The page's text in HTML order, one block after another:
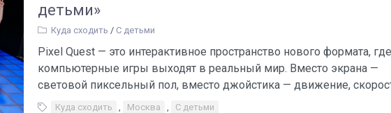
детьми»
Куда сходить / С детьми
Pixel Quest — это интерактивное пространство нового формата, где
компьютерные игры выходят в реальный мир. Вместо экрана —
световой пиксельный пол, вместо джойстика — движение,
Куда сходить Москва С детьми